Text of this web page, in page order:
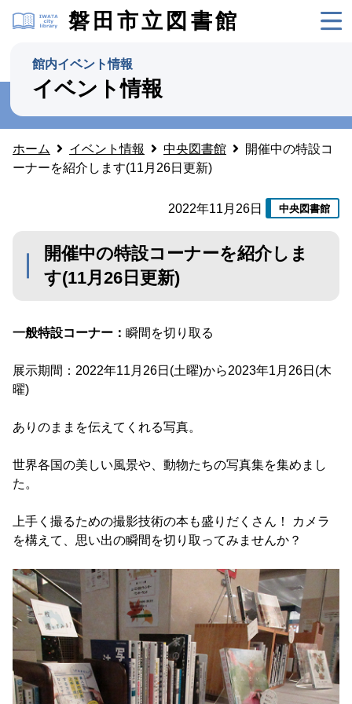
磐田市立図書館
館内イベント情報
イベント情報
ホーム イベント情報 中央図書館
開催中の特設コ
ーナーを紹介します(11月26日更新)
2022年11月26日 中央図書館
開催中の特設コーナーを紹介しま
す(11月26日更新)
一般特設コーナー： 瞬間を切り取る
展示期間：2022年11月26日(土曜)から2023年1月26日(木
曜)
ありのままを伝えてくれる写真。
世界各国の美しい風景や、動物たちの写真集を集めまし
た。
上手く撮るための撮影技術の本も盛りだくさん！ カメラ
を構えて、思い出の瞬間を切り取ってみませんか？